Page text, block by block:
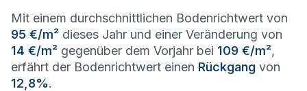
Mit einem durchschnittlichen Bodenrichtwert von
95 €/m² dieses Jahr und einer Veränderung von
14 €/m² gegenüber dem Vorjahr bei 109 €/m²,
erfährt der Bodenrichtwert einen Rückgang von
12,8%.